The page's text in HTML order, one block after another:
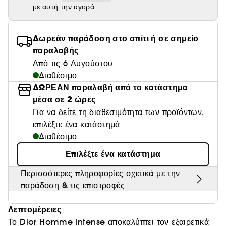
Θαμπάδαμε αυτή την αγορά
Δωρεάν παράδοση στο σπίτι ή σε σημείο
παραλαβής
Από τις 6 Αυγούστου
Διαθέσιμο
ΔΩΡΕΑΝ παραλαβή από το κατάστημα
μέσα σε 2 ώρες
Για να δείτε τη διαθεσιμότητα των προϊόντων,
επιλέξτε ένα κατάστημά
Διαθέσιμο
Επιλέξτε ένα κατάστημα
Περισσότερες πληροφορίες σχετικά με την
παράδοση & τις επιστροφές
Λεπτομέρειες
Το Dior Homme Intense αποκαλύπτει τον εξαιρετικά